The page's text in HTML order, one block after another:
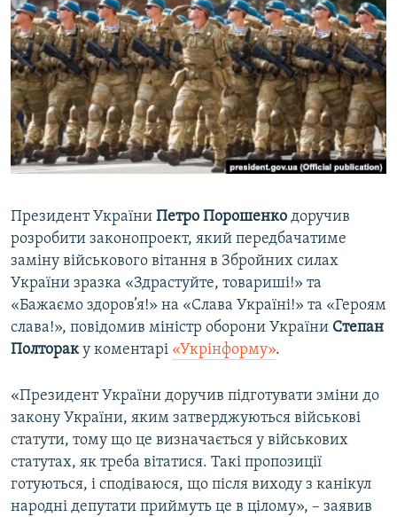
ВСЕ ЗА ДЕНЬ
СПЕЦПРОЕКТИ
ДЕПОРТАЦІЯ
ВІДЕОУРОКИ «ELIFBE»
СВІДЧЕННЯ ОКУПАЦІЇ
УКРАЇНСЬКА ПРОБЛЕМА КРИМУ
ЯК ОБІЙТИ БЛОКУВАННЯ
Русский
Qırımtatar
Усі сайти RFE/RL
Президент України Петро Порошенко доручив
розробити законопроект, який передбачатиме
заміну військового вітання в Збройних силах
України зразка «Здрастуйте, товариші!» та
«Бажаємо здоров’я!» на «Слава Україні!» та «Героям
слава!», повідомив міністр оборони України Степан
Полтораку коментарі «Укрінформу».
«Президент України доручив підготувати зміни до
закону України, яким затверджуються військові
статути, тому що це визначається у військових
статутах, як треба вітатися. Такі пропозиції
готуються, і сподіваюся, що після виходу з канікул
народні депутати приймуть це в цілому», – заявив